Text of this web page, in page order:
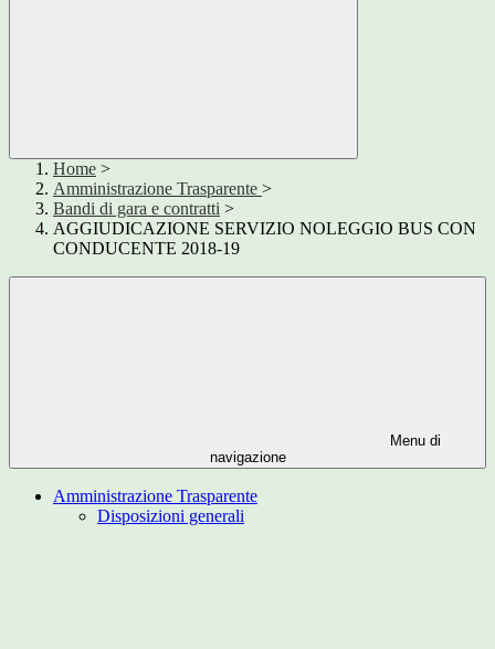
Home >
Amministrazione Trasparente >
Bandi di gara e contratti >
AGGIUDICAZIONE SERVIZIO NOLEGGIO BUS CON
CONDUCENTE 2018-19
Menu di
navigazione
Amministrazione Trasparente
Disposizioni generali